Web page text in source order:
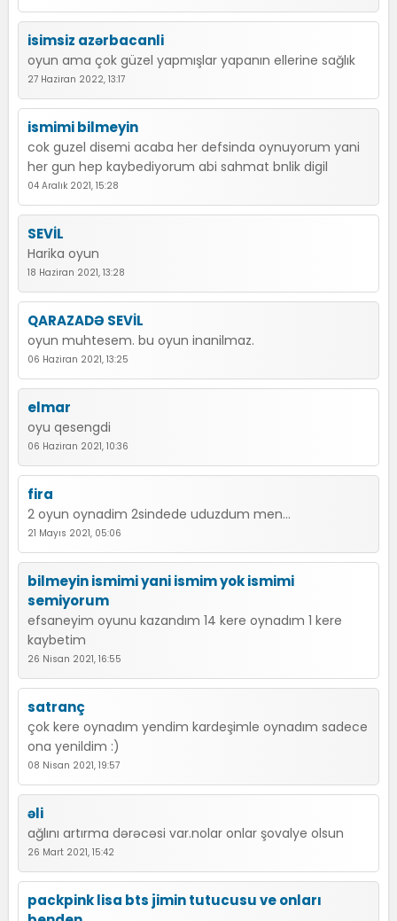
isimsiz azərbacanli
oyun ama çok güzel yapmışlar yapanın ellerine sağlık
27 Haziran 2022, 13:17
ismimi bilmeyin
cok guzel disemi acaba her defsinda oynuyorum yani
her gun hep kaybediyorum abi sahmat bnlik digil
04 Aralık 2021, 15:28
SEVİL
Harika oyun
18 Haziran 2021, 13:28
QARAZADƏ SEVİL
oyun muhtesem. bu oyun inanilmaz.
06 Haziran 2021, 13:25
elmar
oyu qesengdi
06 Haziran 2021, 10:36
fira
2 oyun oynadim 2sindede uduzdum men...
21 Mayıs 2021, 05:06
bilmeyin ismimi yani ismim yok ismimi
semiyorum
efsaneyim oyunu kazandım 14 kere oynadım 1 kere
kaybetim
26 Nisan 2021, 16:55
satranç
çok kere oynadım yendim kardeşimle oynadım sadece
ona yenildim :)
08 Nisan 2021, 19:57
əli
ağlını artırma dərəcəsi var.nolar onlar şovalye olsun
26 Mart 2021, 15:42
packpink lisa bts jimin tutucusu ve onları